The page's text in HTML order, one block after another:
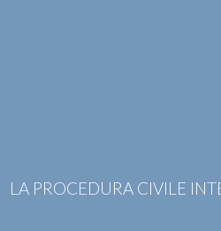
LA PROCEDURA CIVILE